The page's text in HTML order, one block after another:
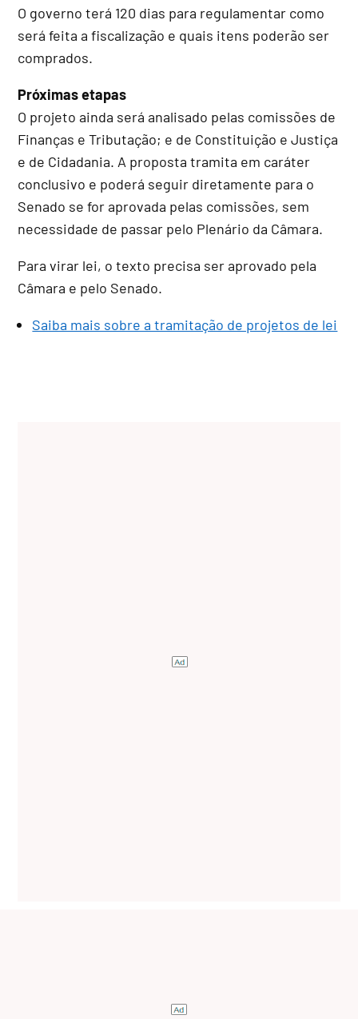
O governo terá 120 dias para regulamentar como
será feita a fiscalização e quais itens poderão ser
comprados.
Próximas etapas
O projeto ainda será analisado pelas comissões de
Finanças e Tributação; e de Constituição e Justiça
e de Cidadania. A proposta tramita em caráter
conclusivo e poderá seguir diretamente para o
Senado se for aprovada pelas comissões, sem
necessidade de passar pelo Plenário da Câmara.
Para virar lei, o texto precisa ser aprovado pela
Câmara e pelo Senado.
Saiba mais sobre a tramitação de projetos de lei